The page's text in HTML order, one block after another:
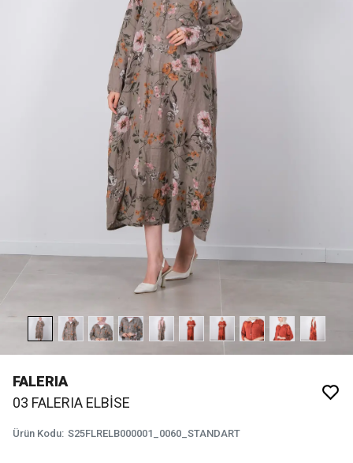
FALERIA
03 FALERIA ELBİSE
Ürün Kodu: S25FLRELB000001_0060_STANDART